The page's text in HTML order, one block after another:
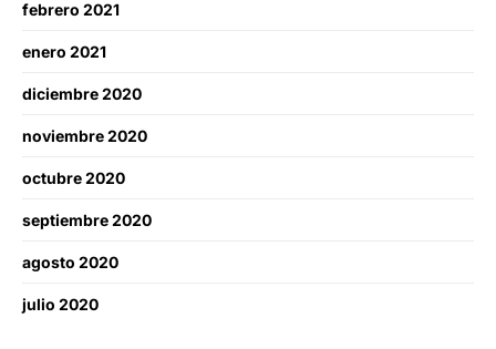
febrero 2021
enero 2021
diciembre 2020
noviembre 2020
octubre 2020
septiembre 2020
agosto 2020
julio 2020